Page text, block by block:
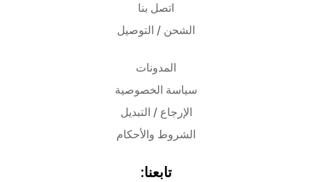
اتصل بنا
الشحن / التوصيل
المدونات
سياسة الخصوصية
الإرجاع / التبديل
الشروط والأحكام
تابعنا: